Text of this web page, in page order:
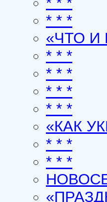
* * *
«ЧТО И
* * *
* * *
* * *
* * *
«КАК
* * *
* * *